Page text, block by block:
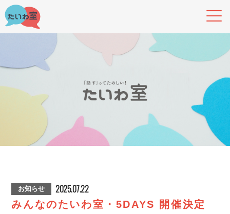
お知らせ 2025.07.22
みんなのたいわ室・5DAYS 開催決定